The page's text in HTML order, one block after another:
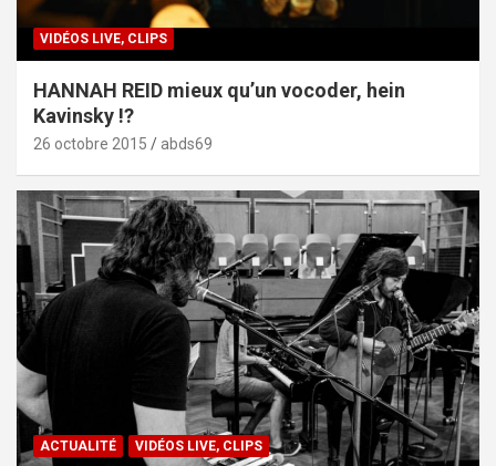
VIDÉOS LIVE, CLIPS
HANNAH REID mieux qu’un vocoder, hein
Kavinsky !?
26 octobre 2015 abds69
ACTUALITÉ VIDÉOS LIVE, CLIPS